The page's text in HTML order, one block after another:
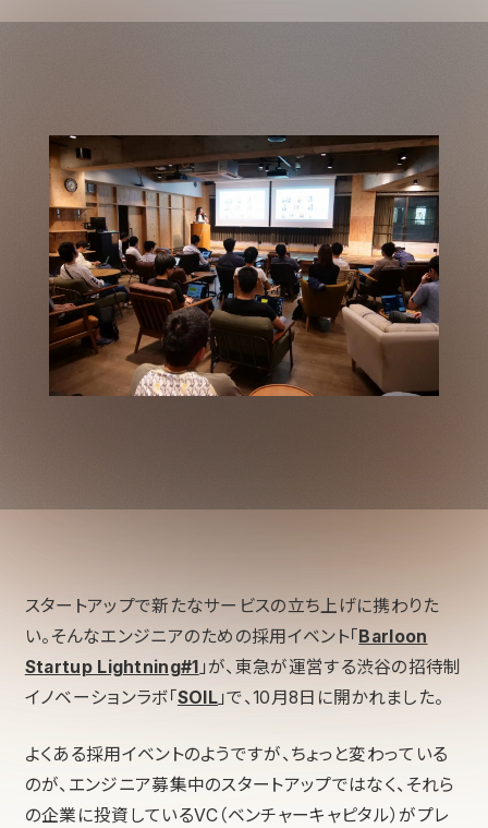
スタートアップで新たなサービスの立ち上げに携わりた
い。そんなエンジニアのための採用イベント「 Barloon
Startup Lightning#1 」が、東急が運営する渋谷の招待制
イノベーションラボ「 SOIL 」で、10月8日に開かれました。
よくある採用イベントのようですが、ちょっと変わっている
のが、エンジニア募集中のスタートアップではなく、それら
の企業に投資しているVC（ベンチャーキャピタル）がプレ